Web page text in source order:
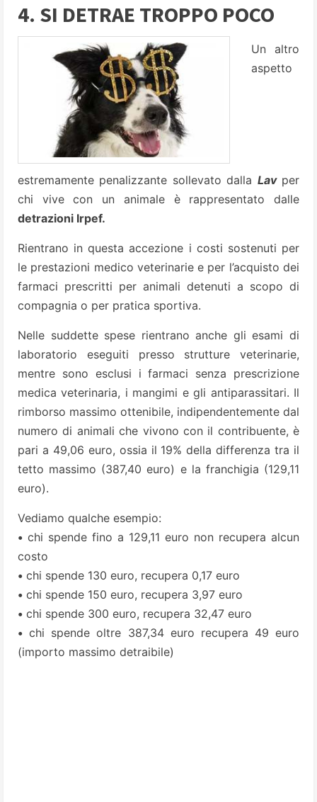
4. SI DETRAE TROPPO POCO
Un altro
aspetto
estremamente penalizzante sollevato dalla Lavper
chi vive con un animale è rappresentato dalle
detrazioni Irpef.
Rientrano in questa accezione i costi sostenuti per
le prestazioni medico veterinarie e per l’acquisto dei
farmaci prescritti per animali detenuti a scopo di
compagnia o per pratica sportiva.
Nelle suddette spese rientrano anche gli esami di
laboratorio eseguiti presso strutture veterinarie,
mentre sono esclusi i farmaci senza prescrizione
medica veterinaria, i mangimi e gli antiparassitari. Il
rimborso massimo ottenibile, indipendentemente dal
numero di animali che vivono con il contribuente, è
pari a 49,06 euro, ossia il 19% della differenza tra il
tetto massimo (387,40 euro) e la franchigia (129,11
euro).
Vediamo qualche esempio:
• chi spende fino a 129,11 euro non recupera alcun
costo
• chi spende 130 euro, recupera 0,17 euro
• chi spende 150 euro, recupera 3,97 euro
• chi spende 300 euro, recupera 32,47 euro
• chi spende oltre 387,34 euro recupera 49 euro
(importo massimo detraibile)